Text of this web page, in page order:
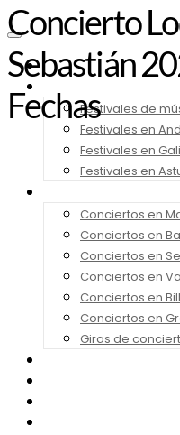
Noticias
Festivales de
Festivales en
Festivales en
Festivales en
Conciertos en
Conciertos en
Conciertos en
Conciertos en
Conciertos en
Conciertos en
Giras de
Concierto
Sebastián
Fechas